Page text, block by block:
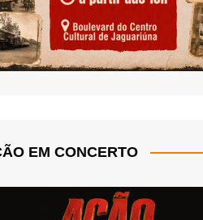
EM CONCERTO